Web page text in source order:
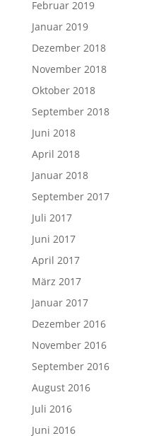
Februar 2019
Januar 2019
Dezember 2018
November 2018
Oktober 2018
September 2018
Juni 2018
April 2018
Januar 2018
September 2017
Juli 2017
Juni 2017
April 2017
März 2017
Januar 2017
Dezember 2016
November 2016
September 2016
August 2016
Juli 2016
Juni 2016